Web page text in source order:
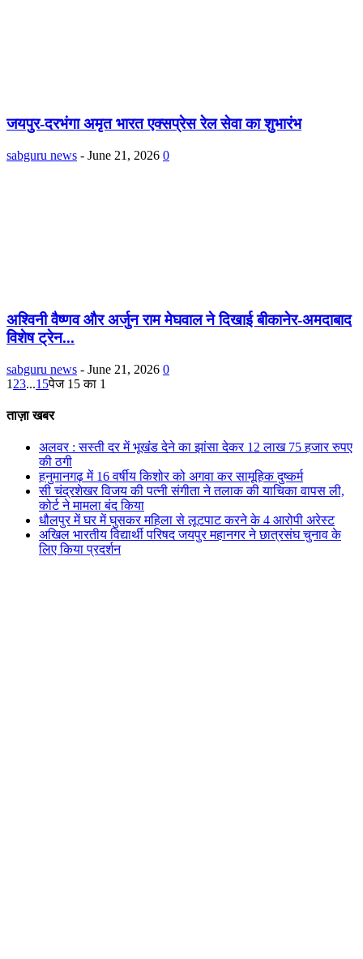
जयपुर-दरभंगा अमृत भारत एक्सप्रेस रेल सेवा का शुभारंभ
sabguru news - June 21, 2026 0
अश्विनी वैष्णव और अर्जुन राम मेघवाल ने दिखाई बीकानेर-अमदाबाद
विशेष ट्रेन...
sabguru news - June 21, 2026 0
1 23...15पेज 15 का 1
ताज़ा खबर
अलवर : सस्ती दर में भूखंंड देने का झांसा देकर 12 लाख 75 हजार रुपए
की ठगी
हनुमानगढ़ में 16 वर्षीय किशोर को अगवा कर सामूहिक दुष्कर्म
सी चंद्रशेखर विजय की पत्नी संगीता ने तलाक की याचिका वापस ली,
कोर्ट ने मामला बंद किया
धौलपुर में घर में घुसकर महिला से लूटपाट करने के 4 आरोपी अरेस्ट
अखिल भारतीय विद्यार्थी परिषद जयपुर महानगर ने छात्रसंघ चुनाव के
लिए किया प्रदर्शन